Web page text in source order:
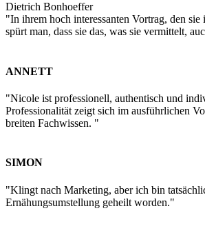
Dietrich Bonhoeffer
"In ihrem hoch interessanten Vortrag, den sie
spürt man, dass sie das, was sie vermittelt,
ANNETT
"Nicole ist professionell, authentisch und
Professionalität zeigt sich im ausführlichen
breiten Fachwissen. "
SIMON
"Klingt nach Marketing, aber ich bin
Ernähungsumstellung geheilt worden."